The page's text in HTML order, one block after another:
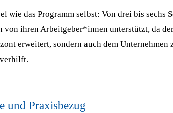
wie das Programm selbst: Von drei bis sechs
von ihren Arbeitgeber*innen unterstützt, da
erweitert, sondern auch dem
und Praxisbezug